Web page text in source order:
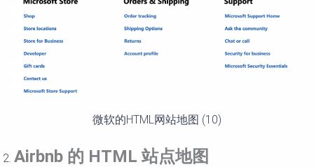
微软的HTML网站地图 (10)
Airbnb 的 HTML站点地图